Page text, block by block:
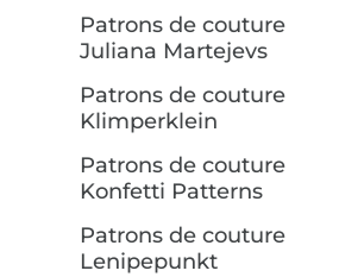
Patrons de couture
Juliana Martejevs
Patrons de couture
Klimperklein
Patrons de couture
Konfetti Patterns
Patrons de couture
Lenipepunkt